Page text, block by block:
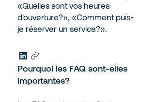
«Quelles sont vos heures
d'ouverture?», «Comment puis-
je réserver un service?».
Pourquoi les FAQ sont-elles
importantes?